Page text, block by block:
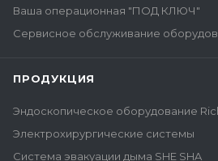
Ваша операционная "ПОД КЛЮЧ"
Сервисное обслуживание
ПРОДУКЦИЯ
Эндоскопическое оборудование
Электрохирургические системы
Система эвакуации дыма SHE SHA